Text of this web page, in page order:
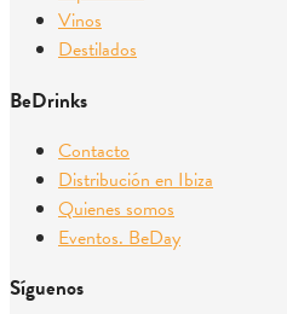
Vinos
Destilados
BeDrinks
Contacto
Distribución en Ibiza
Quienes somos
Eventos. BeDay
Síguenos